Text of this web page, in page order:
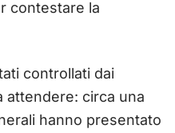
contestare la
controllati dai
attendere: circa una
hanno presentato